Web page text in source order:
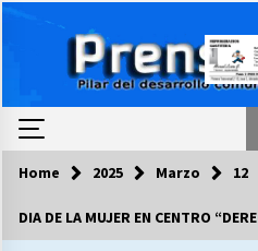
COLUMNISTA
Home 2025 Marzo 12
DIA DE LA MUJER EN CENTRO